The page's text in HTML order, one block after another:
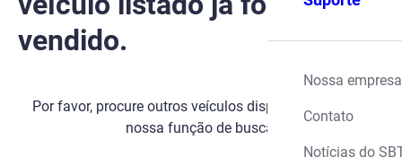
Nossa empresa
Contato
Notícias do
vendido.
Por favor, procure outros veículos disponíveis usando
nossa função de busca.